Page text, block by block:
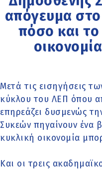
απόγευμα
πόσο και το
Μετά τις εισηγήσεις
κύκλου του ΛΕΠ όπου
επηρεάζει δυσμενώς
Συκεών πηγαίνουν ένα
κυκλική οικονομία
Και οι τρεις